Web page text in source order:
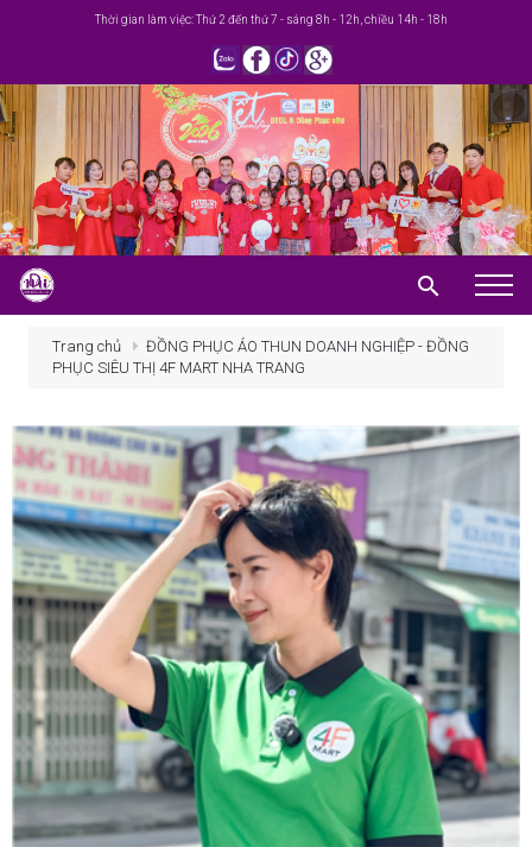
Thời gian làm việc: Thứ 2 đến thứ 7 - sáng 8h - 12h, chiều 14h - 18h
Giới thiệu
Khuyến mãi
Sản phẩm
Bảng màu
Tin tức
Hướng dẫn
Liên hệ
Trang chủ
ĐỒNG PHỤC ÁO THUN DOANH NGHIỆP - ĐỒNG
PHỤC SIÊU THỊ 4F MART NHA TRANG